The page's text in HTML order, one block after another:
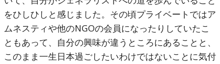
をひしひしと感じました。その頃プライベートではア
ムネスティや他のNGOの会員になったりしていたこ
ともあって、自分の興味が違うところにあることと、
このまま一生日本過ごしたいわけではないことに気付